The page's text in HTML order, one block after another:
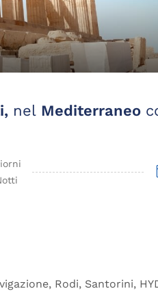
nel Mediterraneo
Rodi, Santorini,